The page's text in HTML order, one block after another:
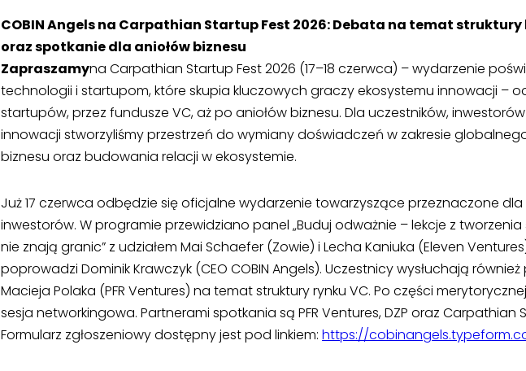
COBIN Angels na Carpathian Startup Fest 2026: Debata na temat struktury
oraz spotkanie dla aniołów biznesu
‍Zapraszamyna Carpathian Startup Fest 2026 (17–18 czerwca) – wydarzenie
technologii i startupom, które skupia kluczowych graczy ekosystemu innowacji –
startupów, przez fundusze VC, aż po aniołów biznesu. Dla uczestników,
innowacji stworzyliśmy przestrzeń do wymiany doświadczeń w zakresie
biznesu oraz budowania relacji w ekosystemie.
Już 17 czerwca odbędzie się oficjalne wydarzenie towarzyszące przeznaczone dla
inwestorów. W programie przewidziano panel „Buduj odważnie – lekcje z
nie znają granic” z udziałem Mai Schaefer (Zowie) i Lecha Kaniuka (Eleven
poprowadzi Dominik Krawczyk (CEO COBIN Angels). Uczestnicy wysłuchają
Macieja Polaka (PFR Ventures) na temat struktury rynku VC. Po części
sesja networkingowa. Partnerami spotkania są PFR Ventures, DZP oraz Carpathian
Formularz zgłoszeniowy dostępny jest pod linkiem: https://